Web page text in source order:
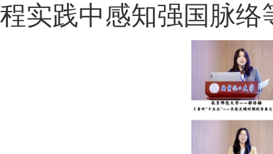
程实践中感知强国脉络